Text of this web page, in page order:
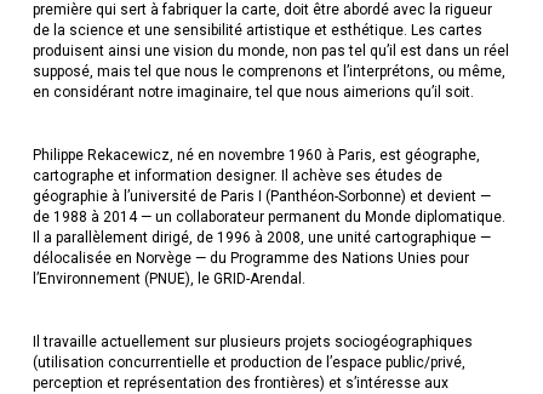
première qui sert à fabriquer la carte, doit être abordé avec la rigueur
de la science et une sensibilité artistique et esthétique. Les cartes
produisent ainsi une vision du monde, non pas tel qu’il est dans un réel
supposé, mais tel que nous le comprenons et l’interprétons, ou même,
en considérant notre imaginaire, tel que nous aimerions qu’il soit.
Philippe Rekacewicz, né en novembre 1960 à Paris, est géographe,
cartographe et information designer. Il achève ses études de
géographie à l’université de Paris I (Panthéon-Sorbonne) et devient —
de 1988 à 2014 — un collaborateur permanent du Monde diplomatique.
Il a parallèlement dirigé, de 1996 à 2008, une unité cartographique —
délocalisée en Norvège — du Programme des Nations Unies pour
l’Environnement (PNUE), le GRID-Arendal.
Il travaille actuellement sur plusieurs projets sociogéographiques
(utilisation concurrentielle et production de l’espace public/privé,
perception et représentation des frontières) et s’intéresse aux